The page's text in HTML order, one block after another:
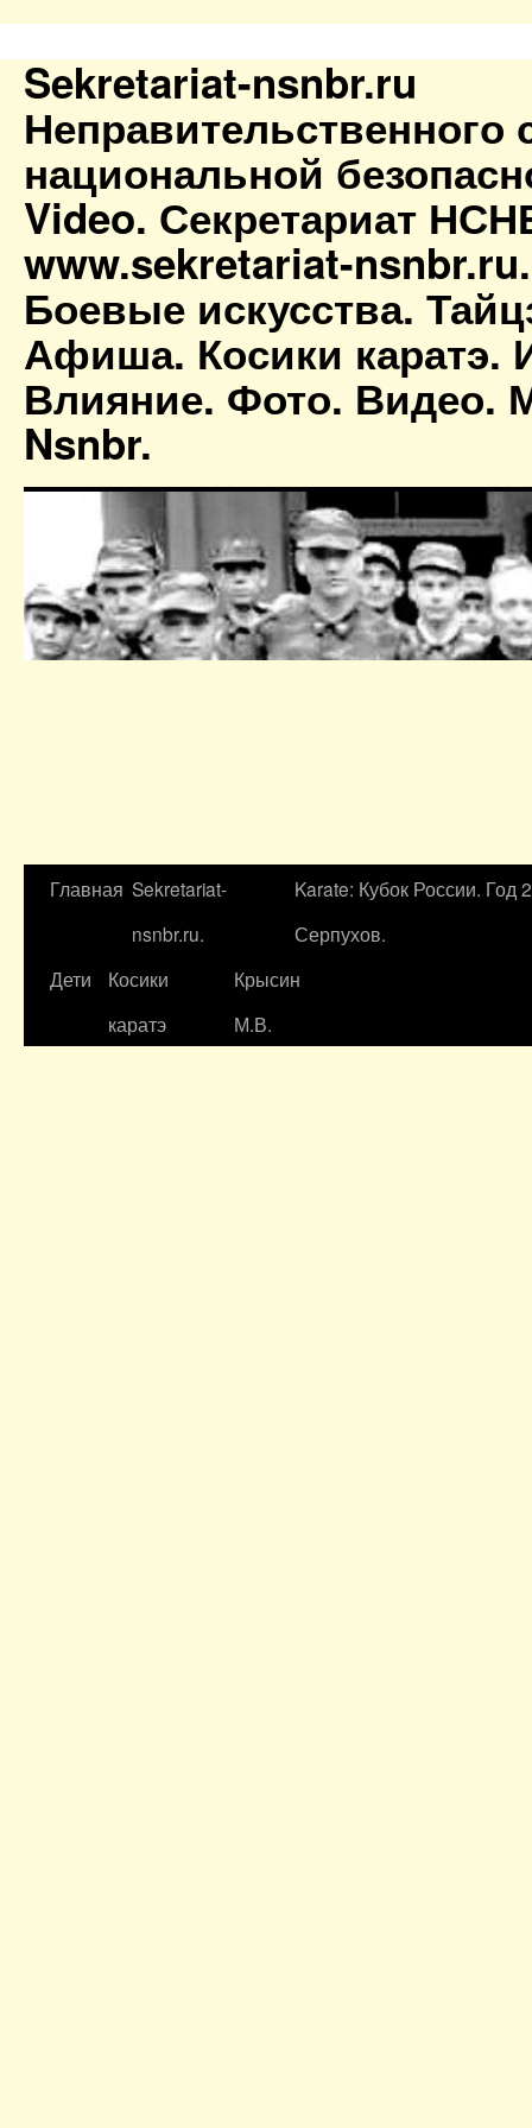
Sekretariat-nsnbr.ru
Неправительственного
национальной
Video. Секретариат
www.sekretariat-
Боевые искусства.
Афиша. Косики каратэ.
Влияние. Фото. Видео.
Nsnbr.
Главная Sekretariat-
nsnbr.ru.
Karate: Кубок России. Год
Серпухов.
Дети
Косики
каратэ
Крысин
М.В.